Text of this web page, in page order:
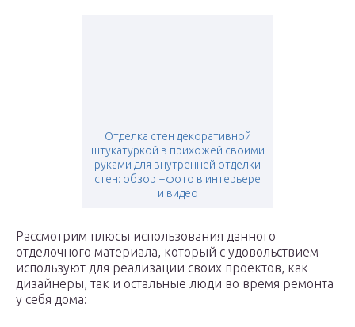
Отделка стен декоративной
штукатуркой в прихожей своими
руками для внутренней отделки
стен: обзор +фото в интерьере
и видео
Рассмотрим плюсы использования данного
отделочного материала, который с удовольствием
используют для реализации своих проектов, как
дизайнеры, так и остальные люди во время ремонта
у себя дома: